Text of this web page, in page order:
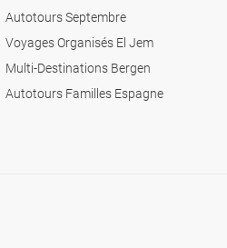
Autotours Septembre
Voyages Organisés El Jem
Multi-Destinations Bergen
Autotours Familles Espagne